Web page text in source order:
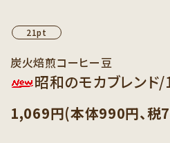
21pt
炭火焙煎コーヒー豆
昭和のモカブレンド
1,069円(本体990円、税